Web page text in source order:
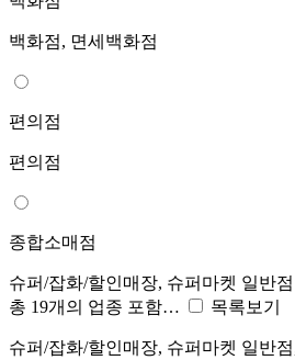
백화점, 면세백화점
편의점
편의점
종합소매점
슈퍼/잡화/할인매장, 슈퍼마켓 일반
총 19개의 업종 포함…
목록보기
슈퍼/잡화/할인매장, 슈퍼마켓 일반